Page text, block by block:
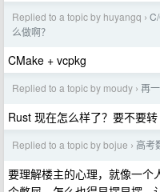
Replied to a topic by huyangq ›
么做啊？
CMake + vcpkg
Replied to a topic by moudy › 再
Rust 现在怎么样了？要不要
Replied to a topic by bojue › 高考
要理解楼主的心理，就像一个